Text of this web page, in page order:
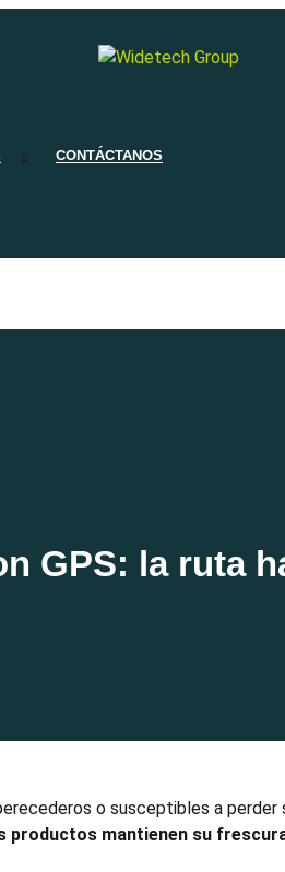
CONTÁCTANOS
GPS: la ruta
o susceptibles a
productos mantienen su